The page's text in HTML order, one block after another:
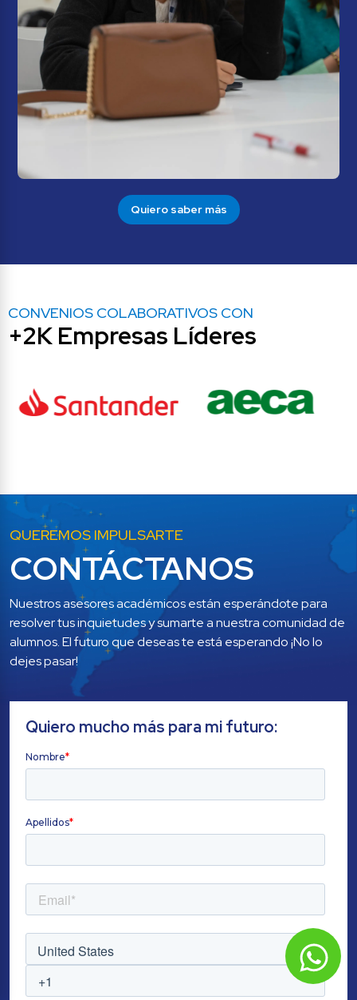
Quiero saber más
CONVENIOS COLABORATIVOS CON
+2K Empresas Líderes
QUEREMOS IMPULSARTE
CONTÁCTANOS
Nuestros asesores académicos están esperándote para
resolver tus inquietudes y sumarte a nuestra comunidad de
alumnos. El futuro que deseas te está esperando ¡No lo
dejes pasar!
Quiero mucho más para mi futuro: